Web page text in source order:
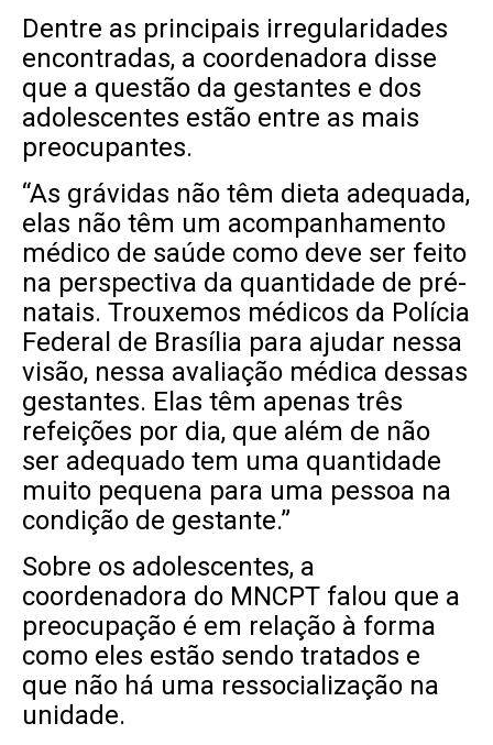
Dentre as principais irregularidades
encontradas, a coordenadora disse
que a questão da gestantes e dos
adolescentes estão entre as mais
preocupantes.
“As grávidas não têm dieta adequada,
elas não têm um acompanhamento
médico de saúde como deve ser feito
na perspectiva da quantidade de pré-
natais. Trouxemos médicos da Polícia
Federal de Brasília para ajudar nessa
visão, nessa avaliação médica dessas
gestantes. Elas têm apenas três
refeições por dia, que além de não
ser adequado tem uma quantidade
muito pequena para uma pessoa na
condição de gestante.”
Sobre os adolescentes, a
coordenadora do MNCPT falou que a
preocupação é em relação à forma
como eles estão sendo tratados e
que não há uma ressocialização na
unidade.